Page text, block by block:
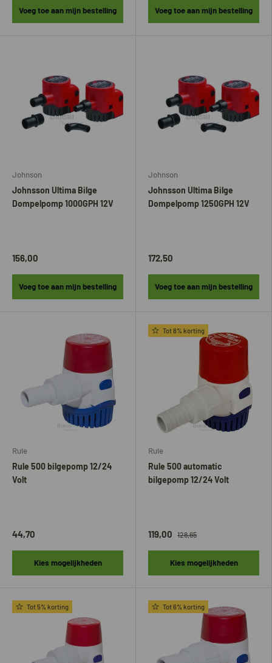
Voeg toe aan mijn bestelling Voeg toe aan mijn bestelling
Johnson
Johnsson Ultima Bilge
Dompelpomp 1000GPH 12V
156,00
Voeg toe aan mijn bestelling
Johnson
Johnsson Ultima Bilge
Dompelpomp 1250GPH 12V
172,50
Voeg toe aan mijn bestelling
Rule
Rule 500 bilgepomp 12/24
Volt
44,70
Kies mogelijkheden
Tot 8% korting
Rule
Rule 500 automatic
bilgepomp 12/24 Volt
119,00 128,65
Kies mogelijkheden
Tot 5% korting Tot 6% korting